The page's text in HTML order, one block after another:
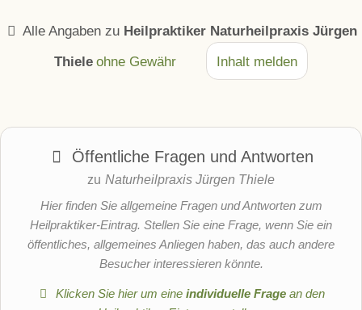
Alle Angaben zu Heilpraktiker Naturheilpraxis Jürgen
Thiele ohne Gewähr Inhalt melden
Öffentliche Fragen und Antworten
zu Naturheilpraxis Jürgen Thiele
Hier finden Sie allgemeine Fragen und Antworten zum
Heilpraktiker-Eintrag. Stellen Sie eine Frage, wenn Sie ein
öffentliches, allgemeines Anliegen haben, das auch andere
Besucher interessieren könnte.
Klicken Sie hier um eineindividuelle Frage an den